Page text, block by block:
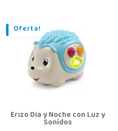
Oferta!
Erizo Día y Noche con Luz y
Sonidos